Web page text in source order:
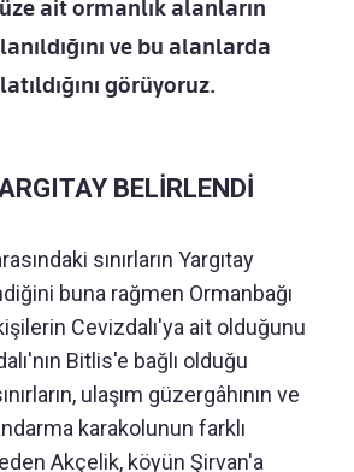
ait ormanlık alanların
ve bu alanlarda
görüyoruz.
BELİRLENDİ
sınırların Yargıtay
buna rağmen Ormanbağı
Cevizdalı'ya ait olduğunu
Bitlis'e bağlı olduğu
ulaşım güzergâhının ve
karakolunun farklı
Akçelik, köyün Şirvan'a